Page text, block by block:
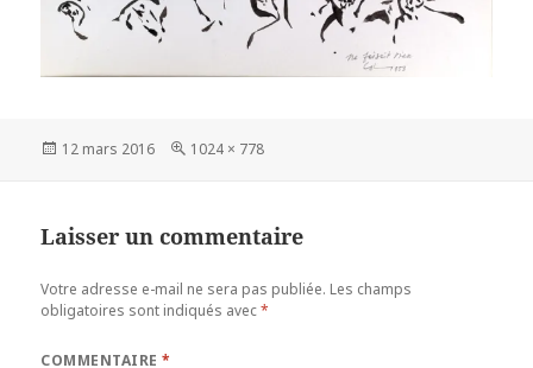
Publié
12 mars 2016
Taille
1024 × 778
Laisser un commentaire
Votre adresse e-mail ne sera pas publiée. Les champs
obligatoires sont indiqués avec*
COMMENTAIRE*